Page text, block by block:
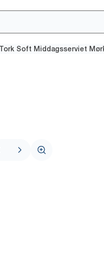
Tork Soft Middagsserviet